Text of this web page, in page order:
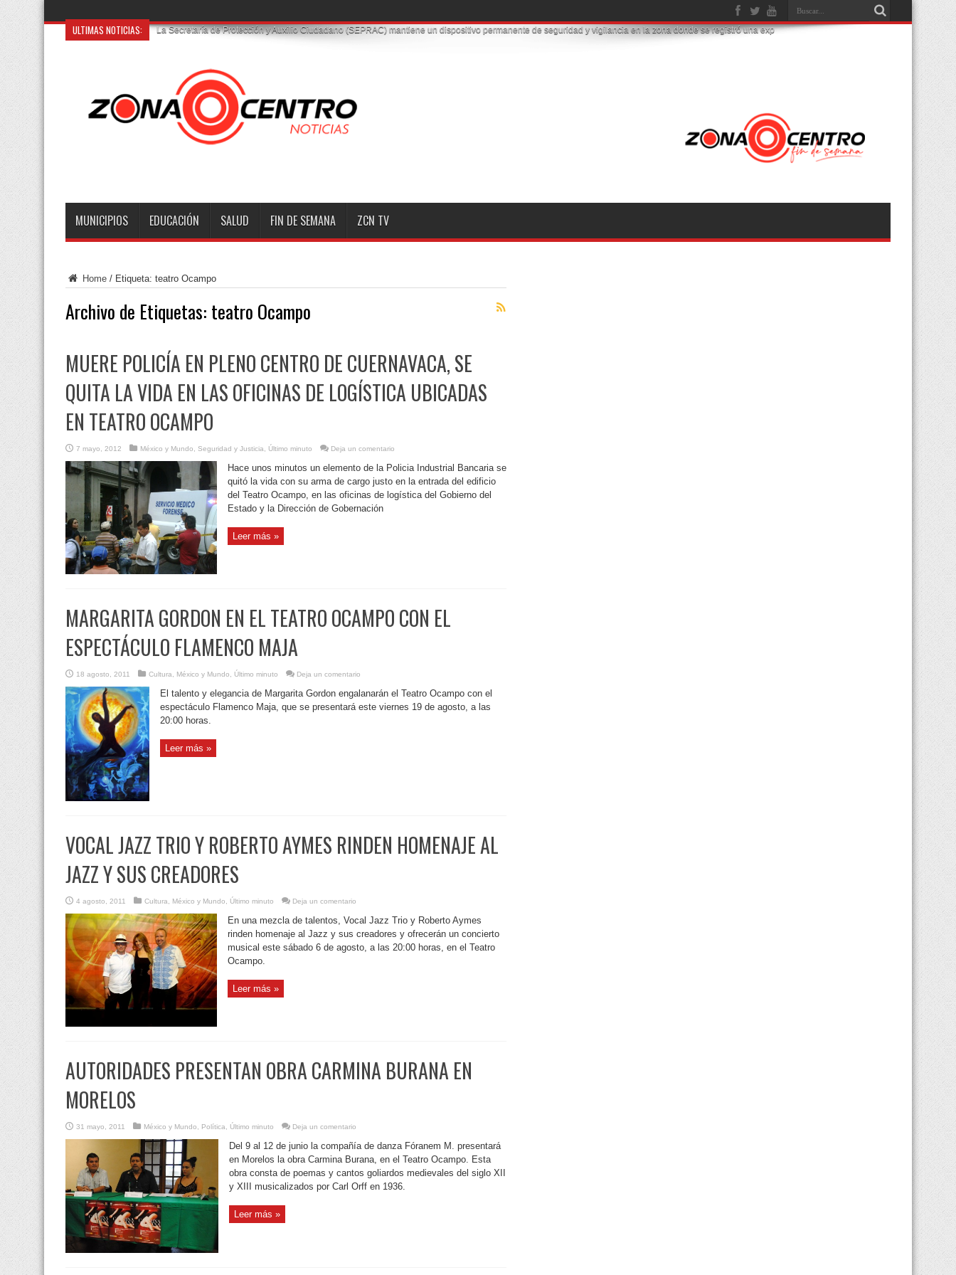
MUNICIPIOS EDUCACIÓN SALUD FIN DE SEMANA ZCN TV
Home / Etiqueta: teatro Ocampo
Archivo de Etiquetas: teatro Ocampo
MUERE POLICÍA EN PLENO CENTRO DE CUERNAVACA, SE
QUITA LA VIDA EN LAS OFICINAS DE LOGÍSTICA UBICADAS
EN TEATRO OCAMPO
7 mayo, 2012 México y Mundo Seguridad y Justicia Último minuto Deja un comentario
Hace unos minutos un elemento de la Policia Industrial Bancaria se
quitó la vida con su arma de cargo justo en la entrada del edificio
del Teatro Ocampo, en las oficinas de logística del Gobierno del
Estado y la Dirección de Gobernación
Leer más »
MARGARITA GORDON EN EL TEATRO OCAMPO CON EL
ESPECTÁCULO FLAMENCO MAJA
18 agosto, 2011 Cultura, México y Mundo, Último minuto Deja un comentario
El talento y elegancia de Margarita Gordon engalanarán el Teatro Ocampo con el
espectáculo Flamenco Maja, que se presentará este viernes 19 de agosto, a las
20:00 horas.
Leer más »
VOCAL JAZZ TRIO Y ROBERTO AYMES RINDEN HOMENAJE AL
JAZZ Y SUS CREADORES
4 agosto, 2011 Cultura México y Mundo Último minuto Deja un comentario
En una mezcla de talentos, Vocal Jazz Trio y Roberto Aymes
rinden homenaje al Jazz y sus creadores y ofrecerán un concierto
musical este sábado 6 de agosto, a las 20:00 horas, en el Teatro
Ocampo.
Leer más »
AUTORIDADES PRESENTAN OBRA CARMINA BURANA EN
MORELOS
31 mayo, 2011 México y Mundo, Política, Último minuto Deja un comentario
Del 9 al 12 de junio la compañía de danza Fóranem M. presentará
en Morelos la obra Carmina Burana, en el Teatro Ocampo. Esta
obra consta de poemas y cantos goliardos medievales del siglo XII
y XIII musicalizados por Carl Orff en 1936.
Leer más »